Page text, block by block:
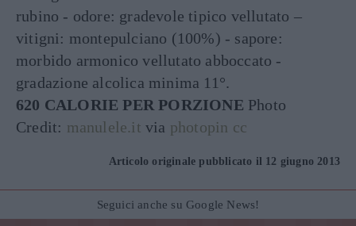
rubino - odore: gradevole tipico vellutato –
vitigni: montepulciano (100%) - sapore:
morbido armonico vellutato abboccato -
gradazione alcolica minima 11°.
620 CALORIE PER PORZIONE Photo
Credit: manulele.it via photopin cc
Articolo originale pubblicato il 12 giugno 2013
Seguici anche su Google News!